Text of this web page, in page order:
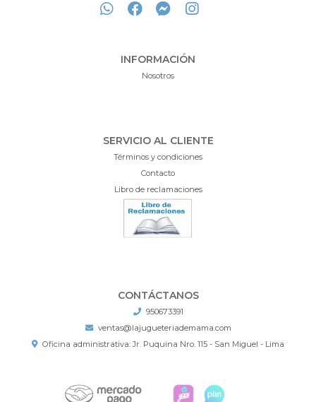
INFORMACIÓN
Nosotros
SERVICIO AL CLIENTE
Términos y condiciones
Contacto
Libro de reclamaciones
CONTÁCTANOS
950673391
ventas@lajugueteriademama.com
Oficina administrativa: Jr. Puquina Nro. 115 - San Miguel - Lima